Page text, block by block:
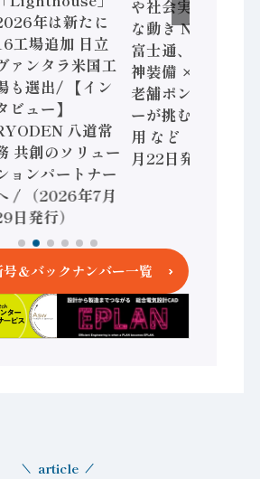
年は新たに
工場追加 日立
ァンタラ米国工
も選出/ 【イン
ビュー】
八道常
共創のソリュー
ョンパートナー
/ （2026年7月
日発行）
や社会実装に活発
な動き Noetra、
富士通、日立 / 兵
神装備 × HMS、
老舗ポンプメーカ
ーが挑むデータ活
用 など（2026年7
月22日発行）
＆バックナンバー一覧
article